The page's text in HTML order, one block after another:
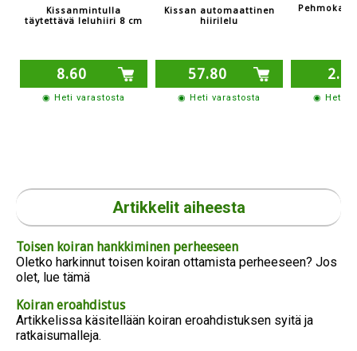
Kissanmintulla
täytettävä leluhiiri 8 cm
8.60
◉ Heti varastosta
Kissan automaattinen
hiirilelu
57.80
◉ Heti varastosta
2.60
◉ Heti
Artikkelit aiheesta
Toisen koiran hankkiminen perheeseen
Oletko harkinnut toisen koiran ottamista perheeseen? Jos
olet, lue tämä
Koiran eroahdistus
Artikkelissa käsitellään koiran eroahdistuksen syitä ja
ratkaisumalleja.